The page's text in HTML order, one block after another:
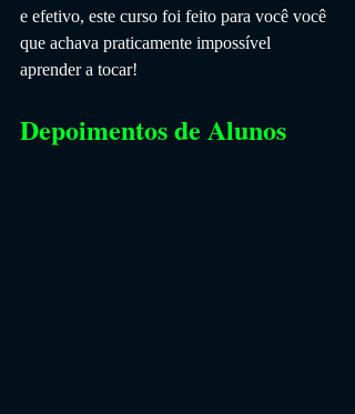
e efetivo, este curso foi feito para você você
que achava praticamente impossível
aprender a tocar!
Depoimentos de Alunos